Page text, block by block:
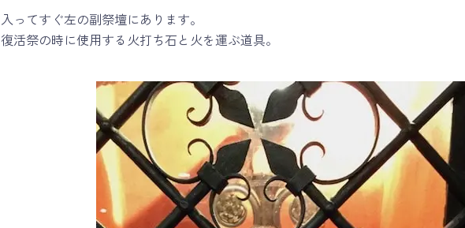
入ってすぐ左の副祭壇にあります。
復活祭の時に使用する火打ち石と火を運ぶ道具。